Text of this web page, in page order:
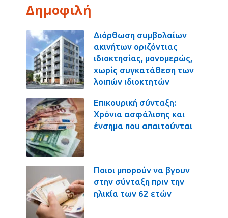
Δημοφιλή
Διόρθωση συμβολαίων
ακινήτων οριζόντιας
ιδιοκτησίας, μονομερώς,
χωρίς συγκατάθεση των
λοιπών ιδιοκτητών
Επικουρική σύνταξη:
Χρόνια ασφάλισης και
ένσημα που απαιτούνται
Ποιοι μπορούν να βγουν
στην σύνταξη πριν την
ηλικία των 62 ετών